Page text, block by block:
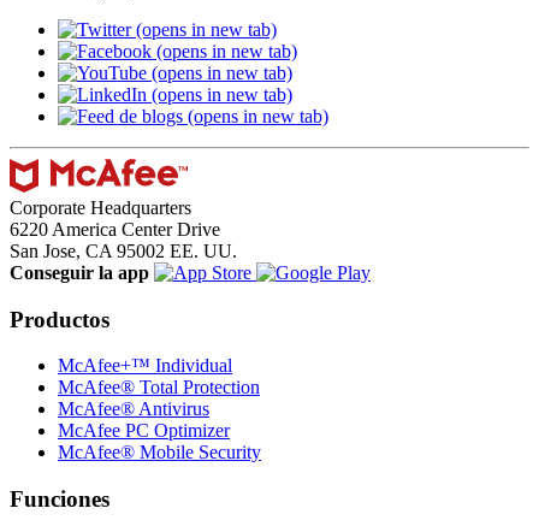
(opens in new tab)
(opens in new tab)
(opens in new tab)
(opens in new tab)
(opens in new tab)
Corporate Headquarters
6220 America Center Drive
San Jose, CA 95002 EE. UU.
Conseguir la app
Productos
McAfee+™ Individual
McAfee® Total Protection
McAfee® Antivirus
McAfee PC Optimizer
McAfee® Mobile Security
Funciones